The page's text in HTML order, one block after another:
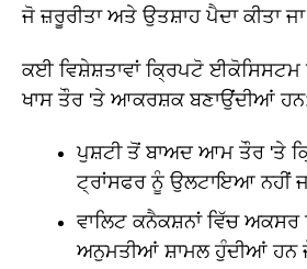
ਜੋ ਜ਼ਰੂਰੀਤਾ ਅਤੇ ਉਤਸ਼ਾਹ ਪੈਦਾ ਕੀਤਾ
ਕਈ ਵਿਸ਼ੇਸ਼ਤਾਵਾਂ ਕ੍ਰਿਪਟੋ ਈਕੋਸਿਸਟਮ
ਖਾਸ ਤੌਰ 'ਤੇ ਆਕਰਸ਼ਕ ਬਣਾਉਂਦੀਆਂ
ਪੁਸ਼ਟੀ ਤੋਂ ਬਾਅਦ ਆਮ ਤੌਰ 'ਤੇ
ਟ੍ਰਾਂਸਫਰ ਨੂੰ ਉਲਟਾਇਆ ਨਹੀਂ
ਵਾਲਿਟ ਕਨੈਕਸ਼ਨਾਂ ਵਿੱਚ
ਅਨੁਮਤੀਆਂ ਸ਼ਾਮਲ ਹੁੰਦੀਆਂ ਹਨ